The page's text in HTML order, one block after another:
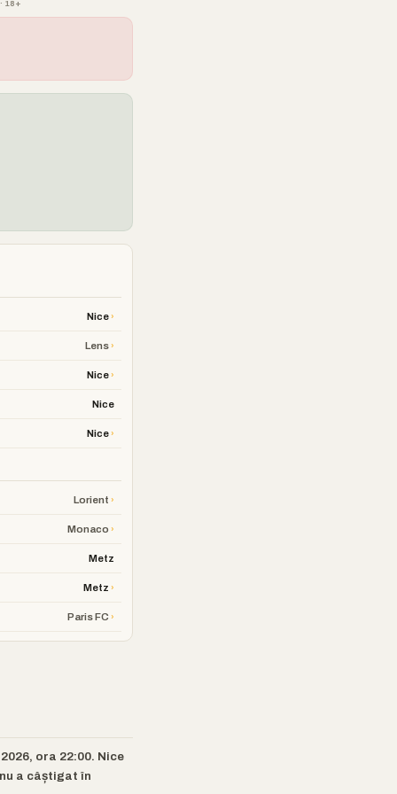
18+
Nice›
Lens›
Nice›
Nice
Nice›
Lorient ›
Monaco ›
Metz
Metz ›
Paris FC ›
ora 22:00. Nice
a câștigat în